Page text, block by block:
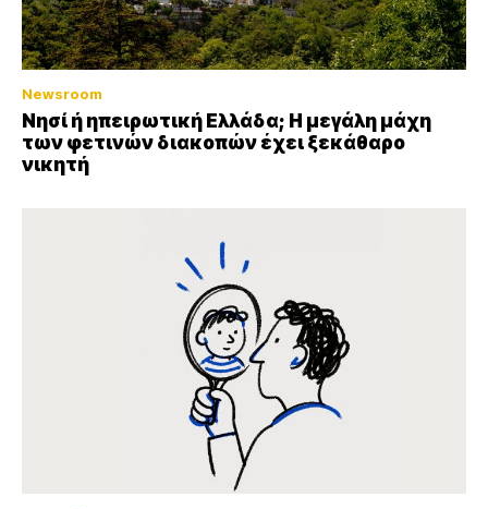
Newsroom
Νησί ή ηπειρωτική Ελλάδα; Η μεγάλη μάχη
των φετινών διακοπών έχει ξεκάθαρο
νικητή